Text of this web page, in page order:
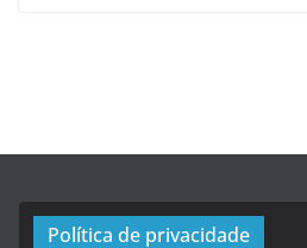
Política de privacidade